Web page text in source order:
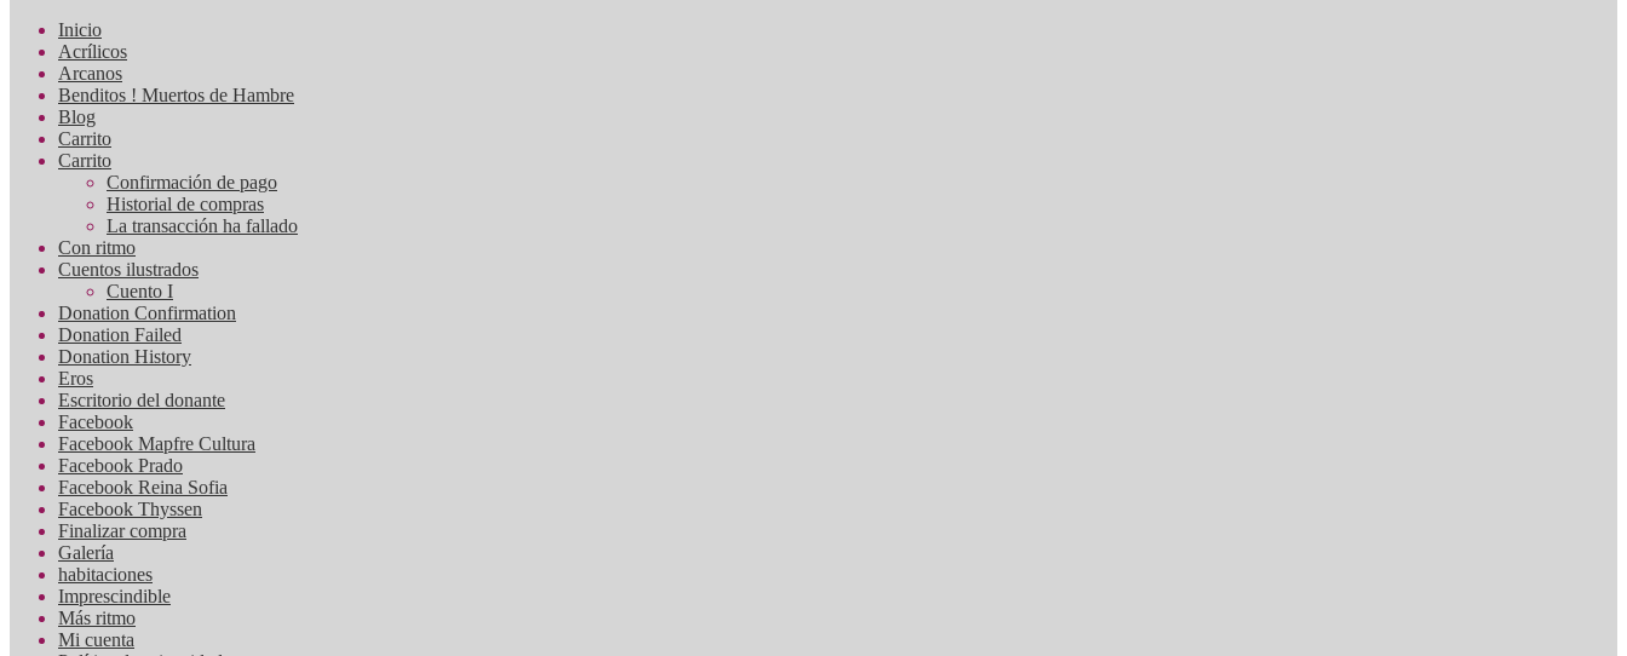
Inicio
Acrílicos
Arcanos
Benditos ! Muertos de Hambre
Blog
Carrito
Carrito
Confirmación de pago
Historial de compras
La transacción ha fallado
Con ritmo
Cuentos ilustrados
Cuento I
Donation Confirmation
Donation Failed
Donation History
Eros
Escritorio del donante
Facebook
Facebook Mapfre Cultura
Facebook Prado
Facebook Reina Sofia
Facebook Thyssen
Finalizar compra
Galería
habitaciones
Imprescindible
Más ritmo
Mi cuenta